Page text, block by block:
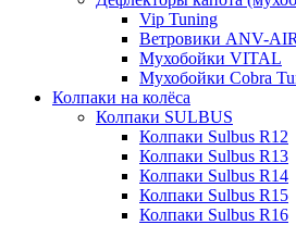
Vip Tuning
Ветровики ANV-AIR
Мухобойки VITAL
Мухобойки Cobra
Колпаки на колёса
Колпаки SULBUS
Колпаки Sulbus R12
Колпаки Sulbus R13
Колпаки Sulbus R14
Колпаки Sulbus R15
Колпаки Sulbus R16